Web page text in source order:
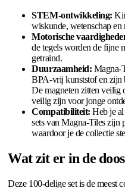
STEM-ontwikkeling:
wiskunde, wetenschap
Motorische
de tegels worden de fijne
getraind.
Duurzaamheid: Magna-
BPA-vrij kunststof en zijn
De magneten zitten veilig
veilig zijn voor jonge
Compatibiliteit: Heb je
sets van Magna-Tiles zijn
waardoor je de collectie
Wat zit er in de
Deze 100-delige set is de meest